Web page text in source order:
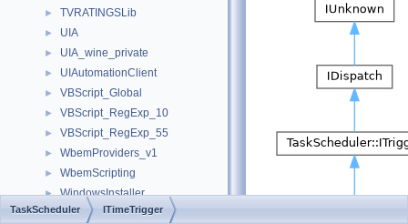
► TVRATINGSLib
► UIA
► UIA_wine_private
► UIAutomationClient
► VBScript_Global
► VBScript_RegExp_10
► VBScript_RegExp_55
► WbemProviders_v1
► WbemScripting
► WindowsInstaller
► WinHttp
TaskScheduler ITimeTrigger